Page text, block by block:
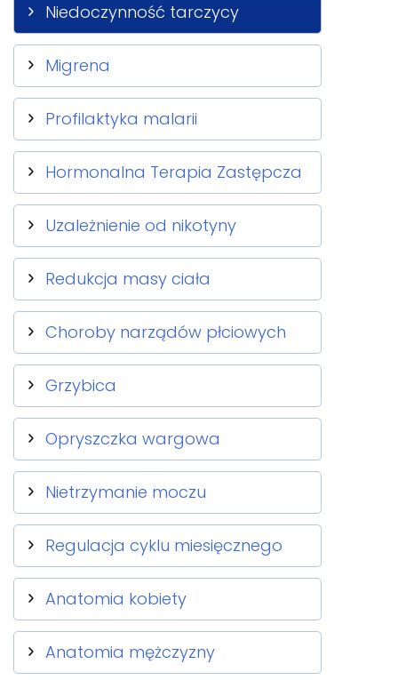
Niedoczynność tarczycy
Migrena
Profilaktyka malarii
Hormonalna Terapia Zastępcza
Uzależnienie od nikotyny
Redukcja masy ciała
Choroby narządów płciowych
Grzybica
Opryszczka wargowa
Nietrzymanie moczu
Regulacja cyklu miesięcznego
Anatomia kobiety
Anatomia mężczyzny